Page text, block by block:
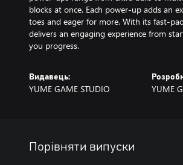
blocks at once. Each power-up adds an
toes and eager for more. With its fast-
delivers an engaging experience from
you progress.
Видавець:
YUME GAME STUDIO YUME
Порівняти випуски